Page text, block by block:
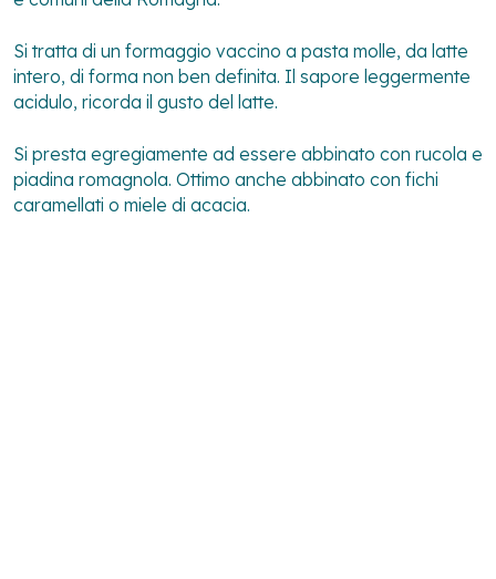
Si tratta di un formaggio vaccino a pasta molle, da latte
intero, di forma non ben definita. Il sapore leggermente
acidulo, ricorda il gusto del latte.
Si presta egregiamente ad essere abbinato con rucola e
piadina romagnola. Ottimo anche abbinato con fichi
caramellati o miele di acacia.